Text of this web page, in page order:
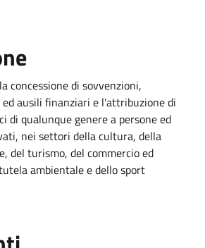
concessione di sovvenzioni,
ausili finanziari e l'attribuzione di
di qualunque genere a persone ed
nei settori della cultura, della
del turismo, del commercio ed
ambientale e dello sport